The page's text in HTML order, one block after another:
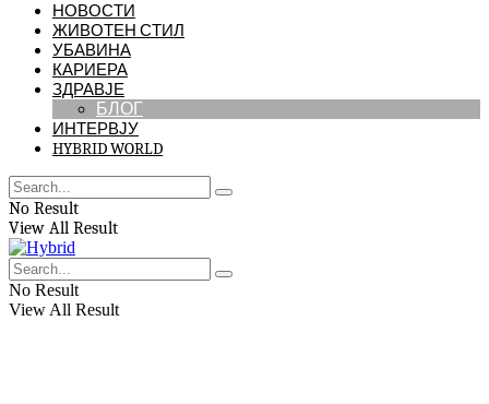
НОВОСТИ
ЖИВОТЕН СТИЛ
УБАВИНА
КАРИЕРА
ЗДРАВЈЕ
БЛОГ
ИНТЕРВЈУ
HYBRID WORLD
No Result
View All Result
No Result
View All Result